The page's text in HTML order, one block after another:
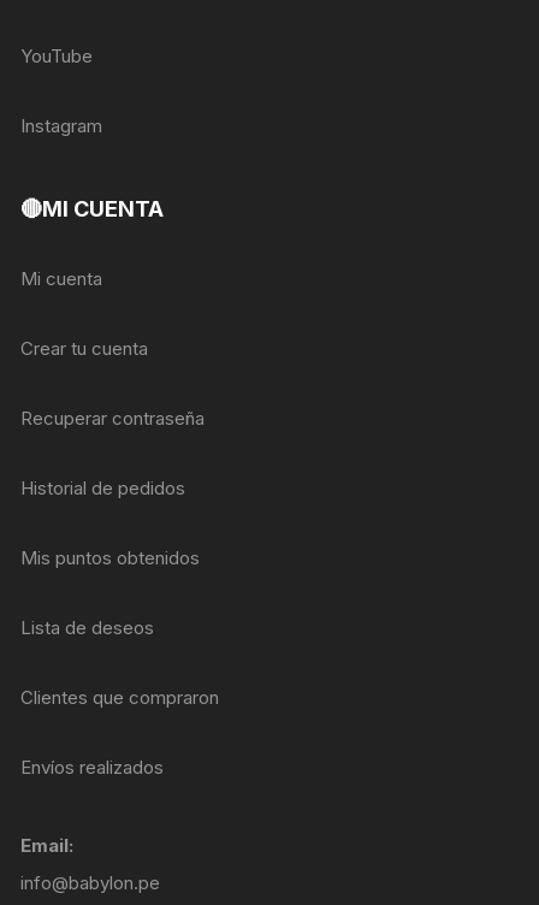
YouTube
Instagram
🔴MI CUENTA
Mi cuenta
Crear tu cuenta
Recuperar contraseña
Historial de pedidos
Mis puntos obtenidos
Lista de deseos
Clientes que compraron
Envíos realizados
Email:
info@babylon.pe